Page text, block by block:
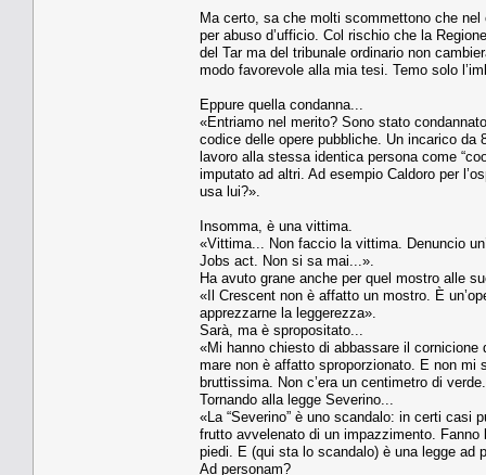
Ma certo, sa che molti scommettono che
per abuso d’ufficio. Col rischio che la
del Tar ma del tribunale ordinario non
modo favorevole alla mia tesi. Temo solo
Eppure quella condanna...
«Entriamo nel merito? Sono stato
codice delle opere pubbliche. Un incarico
lavoro alla stessa identica persona come
imputato ad altri. Ad esempio Caldoro per
usa lui?».
Insomma, è una vittima.
«Vittima... Non faccio la vittima. Denuncio
Jobs act. Non si sa mai...».
Ha avuto grane anche per quel mostro alle
«Il Crescent non è affatto un mostro. È
apprezzarne la leggerezza».
Sarà, ma è spropositato...
«Mi hanno chiesto di abbassare il
mare non è affatto sproporzionato. E non mi
bruttissima. Non c’era un centimetro di
Tornando alla legge Severino...
«La “Severino” è uno scandalo: in certi casi
frutto avvelenato di un impazzimento.
piedi. E (qui sta lo scandalo) è una legge ad
Ad personam?